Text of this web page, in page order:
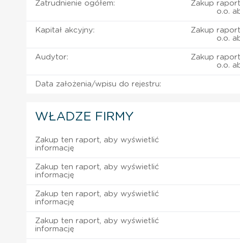
Zatrudnienie ogółem:
Zakup
o.o.
Kapitał akcyjny:
Zakup
o.o.
Audytor:
Zakup
o.o.
Data założenia/wpisu do rejestru:
WŁADZE FIRMY
Zakup ten raport, aby wyświetlić
informację
Zakup ten raport, aby wyświetlić
informację
Zakup ten raport, aby wyświetlić
informację
Zakup ten raport, aby wyświetlić
informację